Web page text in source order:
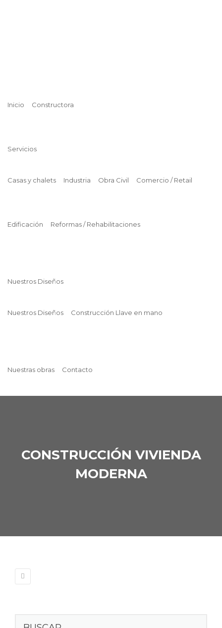
Inicio Constructora
Servicios
Casas y chalets Industria Obra Civil Comercio / Retail
Edificación Reformas / Rehabilitaciones
Nuestros Diseños
Nuestros Diseños Construcción Llave en mano
Nuestras obras Contacto
CONSTRUCCIÓN VIVIENDA
MODERNA